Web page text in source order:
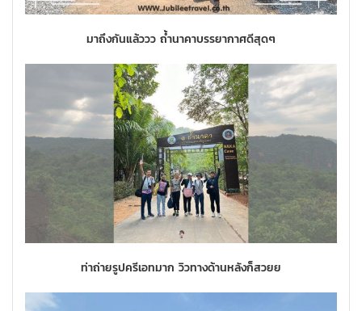
มาถึงกันแล้ววว ถ้ำนาคาบรรยากาศดีสุดๆ
ท่าถ่ายรูปครีเอทมาก วิวทางด้านหลังก็สวยย